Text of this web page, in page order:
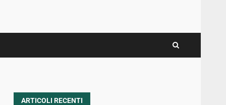
ARTICOLI RECENTI